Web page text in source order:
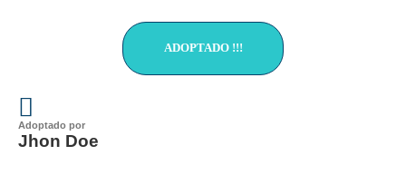
ADOPTADO !!!
Adoptado por
Jhon Doe